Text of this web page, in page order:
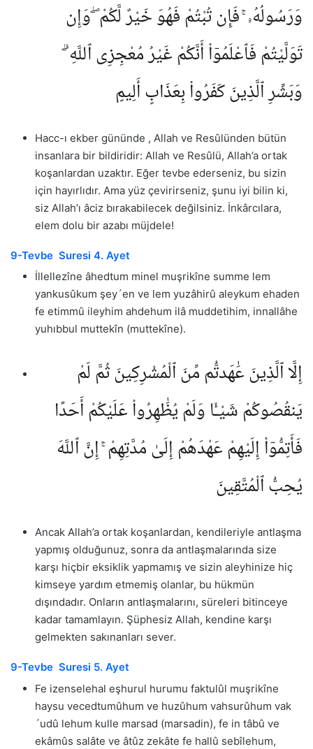
وَرَسُولُهُۥ ۚ فَإِن تُبْتُمْ فَهُوَ خَيْرٌ لَّكُمْ ۖ وَإِن
تَوَلَّيْتُمْ فَٱعْلَمُوٓا۟ أَنَّكُمْ غَيْرُ مُعْجِزِى ٱللَّهِ ۗ
وَبَشِّرِ ٱلَّذِينَ كَفَرُوا۟ بِعَذَابٍ أَلِيمٍ
Hacc-ı ekber gününde , Allah ve Resûlünden bütün
insanlara bir bildiridir: Allah ve Resûlü, Allah’a ortak
koşanlardan uzaktır. Eğer tevbe ederseniz, bu sizin
için hayırlıdır. Ama yüz çevirirseniz, şunu iyi bilin ki,
siz Allah’ı âciz bırakabilecek değilsiniz. İnkârcılara,
elem dolu bir azabı müjdele!
9-Tevbe Suresi 4. Ayet
İllellezîne âhedtum minel muşrikîne summe lem
yankusûkum şey´en ve lem yuzâhirû aleykum ehaden
fe etimmû ileyhim ahdehum ilâ muddetihim, innallâhe
yuhıbbul muttekîn (muttekîne).
إِلَّا ٱلَّذِينَ عَٰهَدتُّم مِّنَ ٱلْمُشْرِكِينَ ثُمَّ لَمْ
يَنقُصُوكُمْ شَيْـًٔا وَلَمْ يُظَٰهِرُوا۟ عَلَيْكُمْ أَحَدًا
فَأَتِمُّوٓا۟ إِلَيْهِمْ عَهْدَهُمْ إِلَىٰ مُدَّتِهِمْ ۚ إِنَّ ٱللَّهَ
يُحِبُّ ٱلْمُتَّقِينَ
Ancak Allah’a ortak koşanlardan, kendileriyle antlaşma
yapmış olduğunuz, sonra da antlaşmalarında size
karşı hiçbir eksiklik yapmamış ve sizin aleyhinize hiç
kimseye yardım etmemiş olanlar, bu hükmün
dışındadır. Onların antlaşmalarını, süreleri bitinceye
kadar tamamlayın. Şüphesiz Allah, kendine karşı
gelmekten sakınanları sever.
9-Tevbe Suresi 5. Ayet
Fe izenselehal eşhurul hurumu faktulûl muşrikîne
haysu vecedtumûhum ve huzûhum vahsurûhum vak
´udû lehum kulle marsad (marsadin), fe in tâbû ve
ekâmûs salâte ve âtûz zekâte fe hallû sebîlehum,